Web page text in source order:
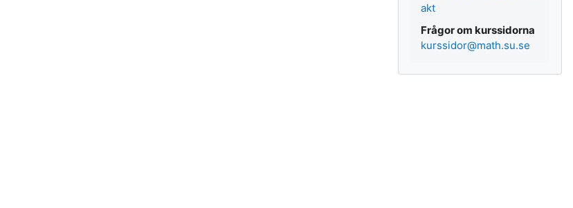
akt
Frågor om kurssidorna
kurssidor@math.su.se